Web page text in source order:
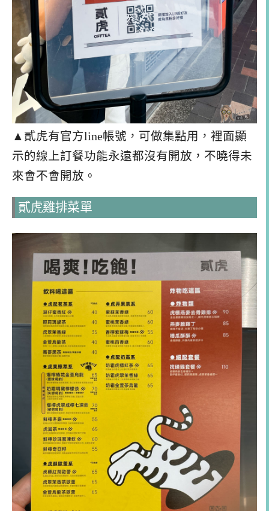
▲貳虎有官方line帳號，可做集點用，裡面顯
示的線上訂餐功能永遠都沒有開放，不曉得未
來會不會開放。
貳虎雞排菜單